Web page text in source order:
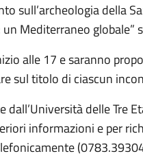
sull’archeologia della
Mediterraneo globale”
alle 17 e saranno
sul titolo di ciascun
delle Tre
informazioni e per